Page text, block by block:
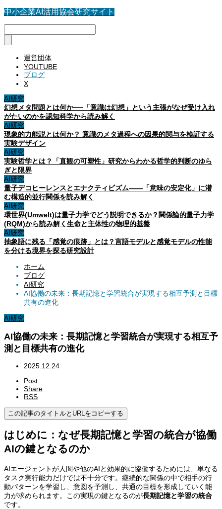
中小企業AI活用協会研究サイト
運営団体
YOUTUBE
ブログ
X
AI研究
幻想メタ問題とは何か──「意識は幻想」という主張がなぜ受け入れ
がたいのかを認知科学から読み解く
AI研究
現象的力能説とは何か？ 意識のメタ過程への因果的関与を検証する
実験デザイン
AI研究
実験哲学とは？「直観の可塑性」研究からわかる哲学的判断のゆら
ぎと限界
AI研究
量子デコヒーレンスとエナクティビズム――「意味の安定化」に潜
む構造的並行関係を読み解く
AI研究
環世界(Umwelt)は量子力学でどう説明できるか？関係論的量子力学
(RQM)から読み解く生命と主体性の物理的基盤
AI研究
抽象語に残る「感覚の痕跡」とは？言語モデルと感覚モデルの性能
を分ける境界を探る研究設計
ホーム
ブログ
AI研究
AI協働の未来：長期記憶と学習統合が実現する相互予測と目標
共有の進化
AI研究
AI協働の未来：長期記憶と学習統合が実現する相互予
測と目標共有の進化
2025.12.24
Post
Share
RSS
この記事のタイトルとURLをコピーする
はじめに：なぜ長期記憶と学習の統合が協働
AIの鍵となるのか
AIエージェントが人間や他のAIと効果的に協働するためには、単なる
タスク実行能力だけでは不十分です。継続的な関係の中で相手の行
動パターンを学習し、意図を予測し、共通の目標を形成していく能
力が求められます。この実現の鍵となるのが長期記憶と学習の統合
です。